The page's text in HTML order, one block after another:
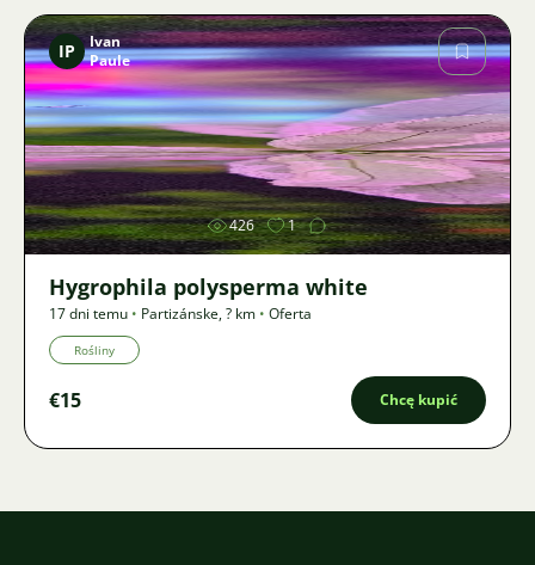
Zdjęcie
IP
Ivan
Paule
426 1
Hygrophila polysperma white
17 dni temu • Partizánske,? km • Oferta
Rośliny
€15 Chcę kupić